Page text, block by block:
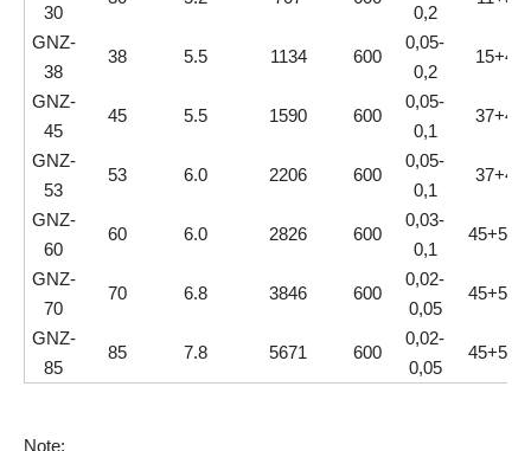
30
0,2
GNZ-
38
38 5.5 1134 600
0,05-
0,2
15+4
GNZ-
45
45 5.5 1590 600
0,05-
0,1
37+4
GNZ-
53
53 6.0 2206 600
0,05-
0,1
37+4
GNZ-
60
60 6.0 2826 600
0,03-
0,1
45+5,5
GNZ-
70
70 6.8 3846 600
0,02-
0,05
45+5,5
GNZ-
85
85 7.8 5671 600
0,02-
0,05
45+5,5
Note: